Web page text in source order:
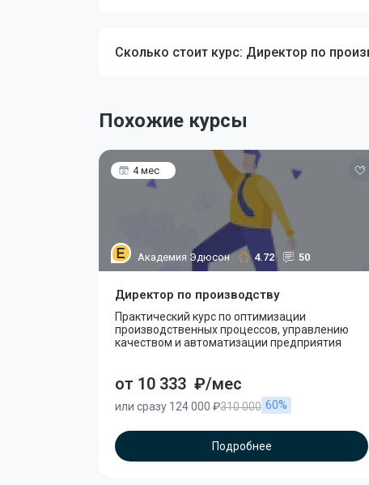
Сколько стоит курс: Директор по
Похожие курсы
4 мес
Академия Эдюсон 4.72 50
Директор по производству
Практический курс по оптимизации
производственных процессов, управлению
качеством и автоматизации предприятия
от 10 333 ₽/мес
или сразу 124 000 ₽310 000 60%
Подробнее